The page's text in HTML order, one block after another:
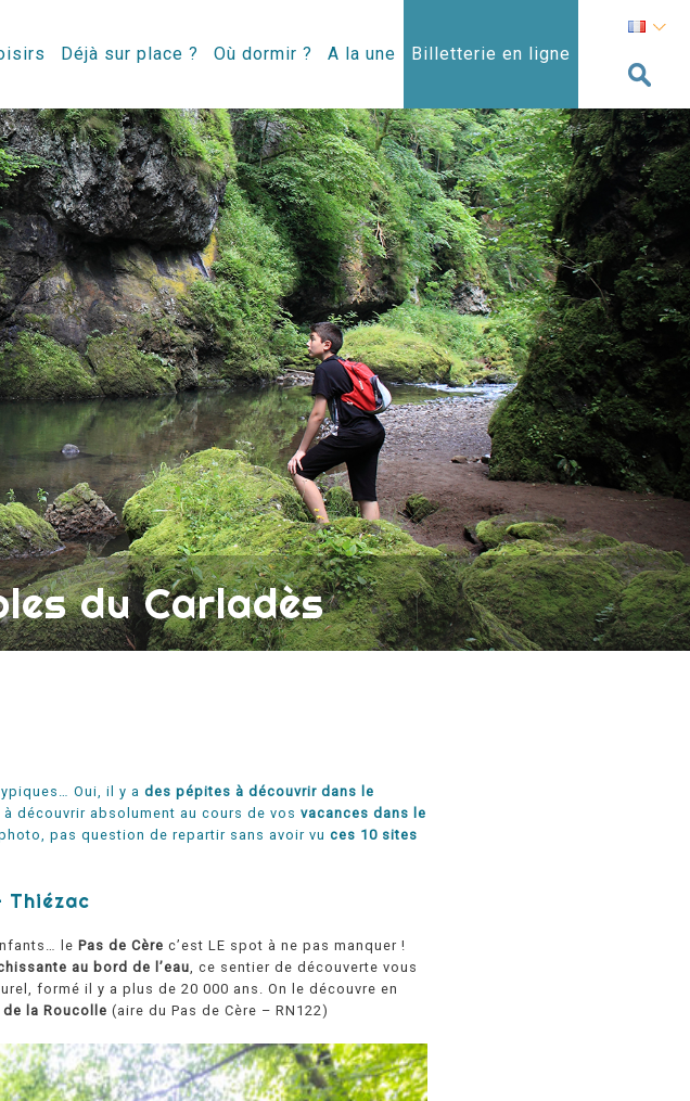
Déjà sur place ? Où dormir ? A la une Billetterie en ligne
du Carladès
Oui, il y a des pépites à découvrir dans le
à découvrir absolument au cours de vos vacances dans le
pas question de repartir sans avoir vu ces 10 sites
Thiézac
le Pas de Cère c’est LE spot à ne pas manquer !
au bord de l’eau, ce sentier de découverte vous
formé il y a plus de 20 000 ans. On le découvre en
de la Roucolle (aire du Pas de Cère – RN122)